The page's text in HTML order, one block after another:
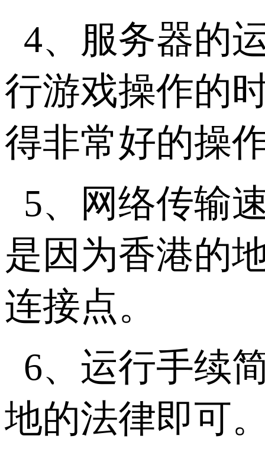
4、服务器的
行游戏操作的
得非常好的操
5、网络传输
是因为香港的
连接点。
6、运行手续
地的法律即可